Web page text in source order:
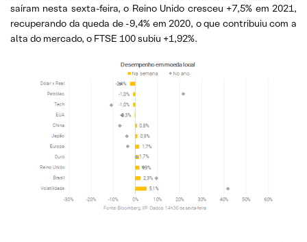
saíram nesta sexta-feira, o Reino Unido cresceu +7,5% em 2021,
recuperando da queda de -9,4% em 2020, o que contribuiu com a
alta do mercado, o FTSE 100 subiu +1,92%.